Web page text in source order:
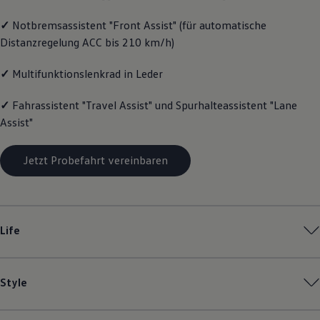
Lifestyle
Transport
Familie
Volkswagen R
Volkswagen Kundenbetreuung
✓ Notbremsassistent "Front Assist" (für automatische
Distanzregelung ACC bis 210 km/h)
✓ Multifunktionslenkrad in Leder
✓ Fahrassistent "Travel Assist" und Spurhalteassistent "Lane
Assist"
Jetzt Probefahrt vereinbaren
Life
Style